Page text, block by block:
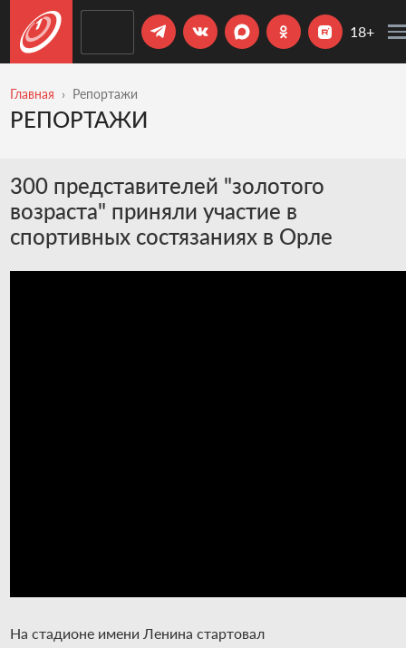
18+
Главная Репортажи
РЕПОРТАЖИ
300 представителей "золотого
возраста" приняли участие в
спортивных состязаниях в Орле
На стадионе имени Ленина стартовал